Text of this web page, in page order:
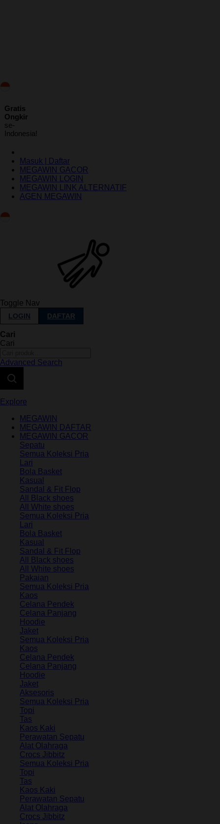
Gratis
Ongkir
se-
Indonesia!
Masuk | Daftar
MEGAWIN GACOR
MEGAWIN LOGIN
MEGAWIN LINK ALTERNATIF
AGEN MEGAWIN
Toggle Nav
LOGIN DAFTAR
Cari
Cari
Advanced Search
Explore
MEGAWIN
MEGAWIN DAFTAR
MEGAWIN GACOR
Sepatu
Semua Koleksi Pria
Lari
Bola Basket
Kasual
Sandal & Fit Flop
All Black shoes
All White shoes
Semua Koleksi Pria
Lari
Bola Basket
Kasual
Sandal & Fit Flop
All Black shoes
All White shoes
Pakaian
Semua Koleksi Pria
Kaos
Celana Pendek
Celana Panjang
Hoodie
Jaket
Semua Koleksi Pria
Kaos
Celana Pendek
Celana Panjang
Hoodie
Jaket
Aksesoris
Semua Koleksi Pria
Topi
Tas
Kaos Kaki
Perawatan Sepatu
Alat Olahraga
Crocs Jibbitz
Semua Koleksi Pria
Topi
Tas
Kaos Kaki
Perawatan Sepatu
Alat Olahraga
Crocs Jibbitz